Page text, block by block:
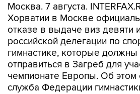
Москва. 7 августа.
Хорватии в Москве
отказе в выдаче виз девяти
российской делегации по
гимнастике, которые
отправиться в Загреб для
чемпионате Европы. Об этом
служба Федерации